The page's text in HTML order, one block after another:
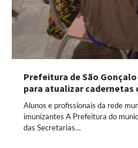
Prefeitura de São
para atualizar cadernetas
Alunos e profissionais da rede
imunizantes A Prefeitura do
das Secretarias…